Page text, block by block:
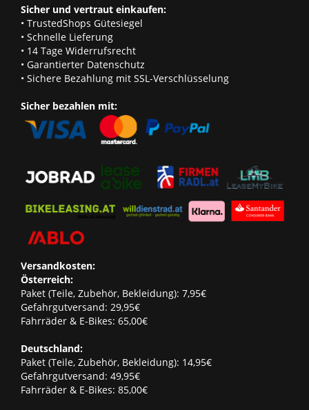
Sicher und vertraut einkaufen:
• TrustedShops Gütesiegel
• Schnelle Lieferung
• 14 Tage Widerrufsrecht
• Garantierter Datenschutz
• Sichere Bezahlung mit SSL-Verschlüsselung
Sicher bezahlen mit:
Versandkosten:
Österreich:
Paket (Teile, Zubehör, Bekleidung): 7,95€
Gefahrgutversand: 29,95€
Fahrräder & E-Bikes: 65,00€
Deutschland:
Paket (Teile, Zubehör, Bekleidung): 14,95€
Gefahrgutversand: 49,95€
Fahrräder & E-Bikes: 85,00€